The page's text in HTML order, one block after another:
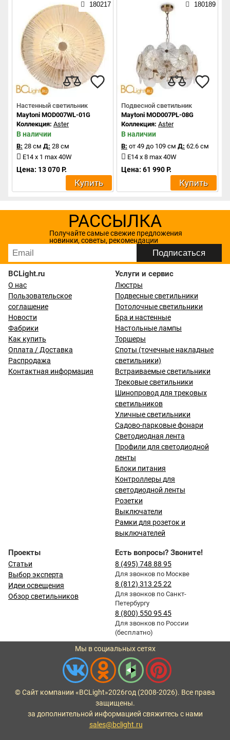
180217
Настенный светильник
Maytoni MOD007WL-01G
Коллекция: Aster
В наличии
В: 28 см Д: 28 см
E14 x 1 max 40W
Цена: 13 070 Р.
Купить
180189
Подвесной светильник
Maytoni MOD007PL-08G
Коллекция: Aster
В наличии
В: от 49 до 109 см Д: 62.6 см
E14 x 8 max 40W
Цена: 61 990 Р.
Купить
РАССЫЛКА
Получайте самые свежие предложения
новинки, советы, рекомендации
BCLight.ru
О нас
Пользовательское
соглашение
Новости
Фабрики
Как купить
Оплата / Доставка
Распродажа
Контактная информация
Услуги и сервис
Люстры
Подвесные светильники
Потолочные светильники
Бра и настенные
Настольные лампы
Торшеры
Споты (точечные накладные
светильники)
Встраиваемые светильники
Трековые светильники
Шинопровод для трековых
светильников
Уличные светильники
Садово-парковые фонари
Светодиодная лента
Профили для светодиодной
ленты
Блоки питания
Контроллеры для
светодиодной ленты
Розетки
Выключатели
Рамки для розеток и
выключателей
Проекты
Статьи
Выбор эксперта
Идеи освещения
Обзор светильников
Есть вопросы? Звоните!
8 (495) 748 88 95
Для звонков по Москве
8 (812) 313 25 22
Для звонков по Санкт-
Петербургу
8 (800) 550 95 45
Для звонков по России
(бесплатно)
Мы в социальных сетях
© Сайт компании «BCLight»2026год (2008-2026). Все права
защищены.
за дополнительной информацией свяжитесь с нами
sales@bclight.ru